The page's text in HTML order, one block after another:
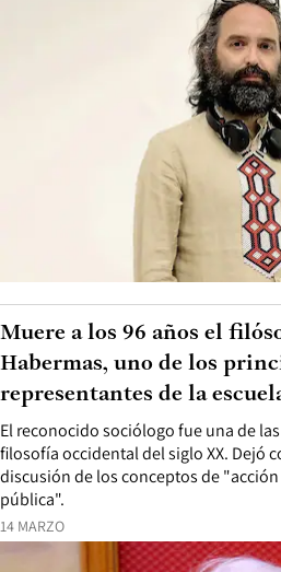
14 MARZO
El reconocido sociólogo fue una de
filosofía occidental del siglo XX. Dejó
discusión de los conceptos de
pública".
Muere a los 96 años el
Habermas, uno de los
representantes de la